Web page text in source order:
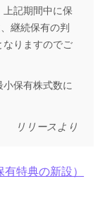
記期間中に保
継続保有の判
なりますのでご
保有株式数に
リリースより
特典の新設）